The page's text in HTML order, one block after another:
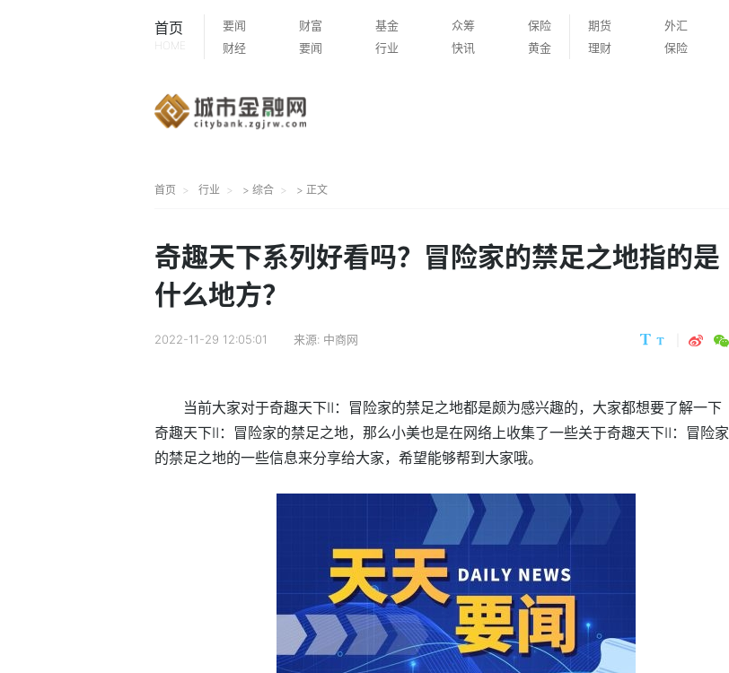
首页
HOME
要闻 财富 基金 众筹
保险
财经
要闻 行业 快讯 黄金
期货 外汇
理财
保险
首页 行业 > 综合 > 正文
奇趣天下系列好看吗？冒险家的禁足之地指的是
什么地方？
2022-11-29 12:05:01 来源: 中商网
当前大家对于奇趣天下Ⅱ：冒险家的禁足之地都是颇为感兴趣的，大家都想要了解一下
奇趣天下Ⅱ：冒险家的禁足之地，那么小美也是在网络上收集了一些关于奇趣天下Ⅱ：冒险家
的禁足之地的一些信息来分享给大家，希望能够帮到大家哦。